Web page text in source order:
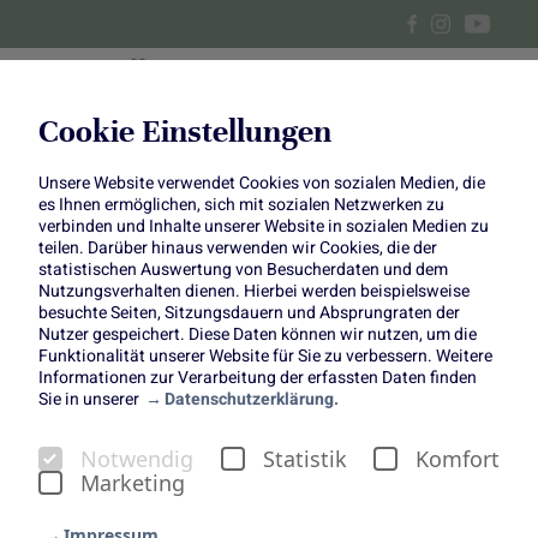
Cookie Einstellungen
Unsere Website verwendet Cookies von sozialen Medien, die
es Ihnen ermöglichen, sich mit sozialen Netzwerken zu
verbinden und Inhalte unserer Website in sozialen Medien zu
teilen. Darüber hinaus verwenden wir Cookies, die der
statistischen Auswertung von Besucherdaten und dem
Nutzungsverhalten dienen. Hierbei werden beispielsweise
besuchte Seiten, Sitzungsdauern und Absprungraten der
Nutzer gespeichert. Diese Daten können wir nutzen, um die
Funktionalität unserer Website für Sie zu verbessern. Weitere
Informationen zur Verarbeitung der erfassten Daten finden
Sie in unserer
Datenschutzerklärung.
Notwendig Statistik
Komfort
Marketing
Stullen mit Feigen und
Erdbeeren
Ob für Gäste, als leckeres
Abendbrot oder als Snack
zwischendurch